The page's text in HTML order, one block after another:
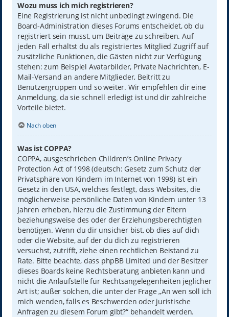
Wozu muss ich mich registrieren?
Eine Registrierung ist nicht unbedingt zwingend. Die
Board-Administration dieses Forums entscheidet, ob du
registriert sein musst, um Beiträge zu schreiben. Auf
jeden Fall erhältst du als registriertes Mitglied Zugriff auf
zusätzliche Funktionen, die Gästen nicht zur Verfügung
stehen: zum Beispiel Avatarbilder, Private Nachrichten, E-
Mail-Versand an andere Mitglieder, Beitritt zu
Benutzergruppen und so weiter. Wir empfehlen dir eine
Anmeldung, da sie schnell erledigt ist und dir zahlreiche
Vorteile bietet.
Nach oben
Was ist COPPA?
COPPA, ausgeschrieben Children’s Online Privacy
Protection Act of 1998 (deutsch: Gesetz zum Schutz der
Privatsphäre von Kindern im Internet von 1998) ist ein
Gesetz in den USA, welches festlegt, dass Websites, die
möglicherweise persönliche Daten von Kindern unter 13
Jahren erheben, hierzu die Zustimmung der Eltern
beziehungsweise des oder der Erziehungsberechtigten
benötigen. Wenn du dir unsicher bist, ob dies auf dich
oder die Website, auf der du dich zu registrieren
versuchst, zutrifft, ziehe einen rechtlichen Beistand zu
Rate. Bitte beachte, dass phpBB Limited und der Besitzer
dieses Boards keine Rechtsberatung anbieten kann und
nicht die Anlaufstelle für Rechtsangelegenheiten jeglicher
Art ist; außer solchen, die unter der Frage „An wen soll ich
mich wenden, falls es Beschwerden oder juristische
Anfragen zu diesem Forum gibt?“ behandelt werden.